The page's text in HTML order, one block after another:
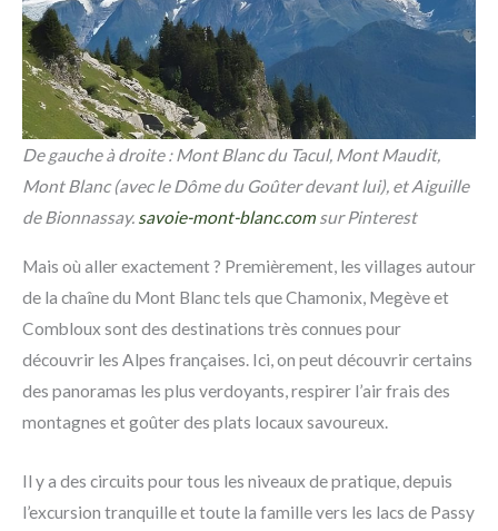
De gauche à droite : Mont Blanc du Tacul, Mont Maudit,
Mont Blanc (avec le Dôme du Goûter devant lui), et Aiguille
de Bionnassay. savoie-mont-blanc.com sur Pinterest
Mais où aller exactement ? Premièrement, les villages autour
de la chaîne du Mont Blanc tels que Chamonix, Megève et
Combloux sont des destinations très connues pour
découvrir les Alpes françaises. Ici, on peut découvrir certains
des panoramas les plus verdoyants, respirer l’air frais des
montagnes et goûter des plats locaux savoureux.
Il y a des circuits pour tous les niveaux de pratique, depuis
l’excursion tranquille et toute la famille vers les lacs de Passy